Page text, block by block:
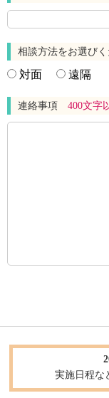
相談方法をお選び
対面 遠隔
連絡事項 400文字
実施日程な